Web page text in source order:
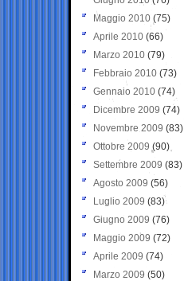
Maggio 2010 (75)
Aprile 2010 (66)
Marzo 2010 (79)
Febbraio 2010 (73)
Gennaio 2010 (74)
Dicembre 2009 (74)
Novembre 2009 (83)
Ottobre 2009 (90)
Settembre 2009 (83)
Agosto 2009 (56)
Luglio 2009 (83)
Giugno 2009 (76)
Maggio 2009 (72)
Aprile 2009 (74)
Marzo 2009 (50)